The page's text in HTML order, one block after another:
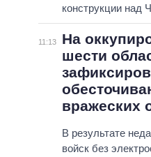
конструкции над
11:13
На
шести
вражеских
В результате
войск без